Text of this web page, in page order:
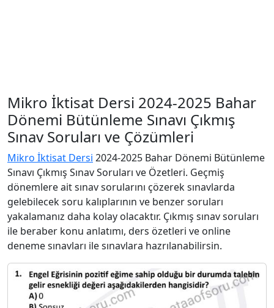
Mikro İktisat Dersi 2024-2025 Bahar
Dönemi Bütünleme Sınavı Çıkmış
Sınav Soruları ve Çözümleri
Mikro İktisat Dersi 2024-2025 Bahar Dönemi Bütünleme
Sınavı Çıkmış Sınav Soruları ve Özetleri. Geçmiş
dönemlere ait sınav sorularını çözerek sınavlarda
gelebilecek soru kalıplarının ve benzer soruları
yakalamanız daha kolay olacaktır. Çıkmış sınav soruları
ile beraber konu anlatımı, ders özetleri ve online
deneme sınavları ile sınavlara hazrılanabilirsin.